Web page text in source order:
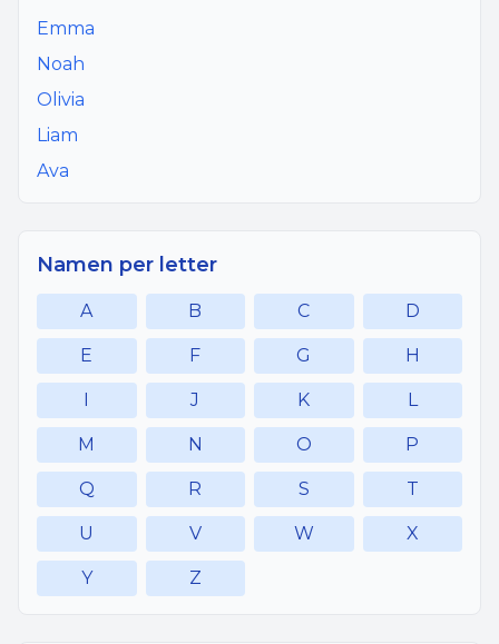
Emma
Noah
Olivia
Liam
Ava
Namen per letter
A B C D
E F G H
I J K L
M N O P
Q R S T
U V W X
Y Z